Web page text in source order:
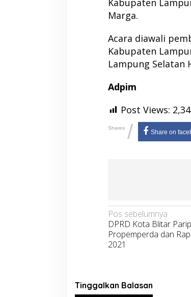
Kabupaten
Marga.
Acara diawali
Kabupaten
Lampung Selatan
Adpim
Post Views:
Shares / Share on
Navigasi
pos
Pos sebelumnya
DPRD Kota Blitar
Propemperda dan
2021
Tinggalkan Balasan